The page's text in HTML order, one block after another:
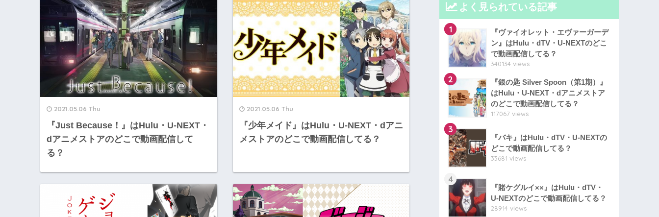
2021.05.06 Thu
『Just Because！』はHulu・U-NEXT・
dアニメストアのどこで動画配信して
る？
2021.05.06 Thu
『少年メイド』はHulu・U-NEXT・dアニ
メストアのどこで動画配信してる？
よく見られている記事
1
『ヴァイオレット・エヴァーガーデ
ン』はHulu・dTV・U-NEXTのどこ
で動画配信してる？
340134 views
2
『銀の匙 Silver Spoon（第1期）』
はHulu・U-NEXT・dアニメストア
のどこで動画配信してる？
117067 views
3
『バキ』はHulu・dTV・U-NEXTの
どこで動画配信してる？
33681 views
4
『賭ケグルイ××』はHulu・dTV・
U-NEXTのどこで動画配信してる？
28914 views